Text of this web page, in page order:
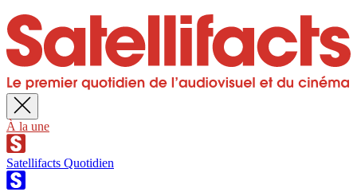
À la une
Satellifacts Quotidien